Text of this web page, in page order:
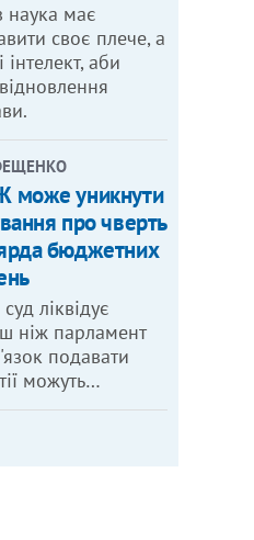
наука має
своє плече, а
аби
може уникнути
про чверть
бюджетних
ліквідує
ніж парламент
подавати
можуть…